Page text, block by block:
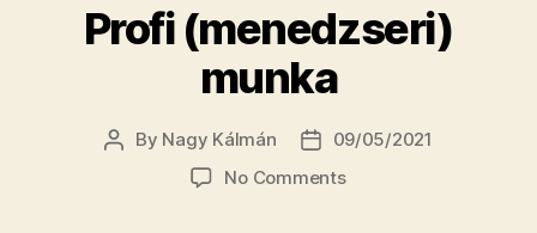
Profi (menedzseri)
munka
Post
By Nagy Kálmán
Post09/05/2021
No Commentson